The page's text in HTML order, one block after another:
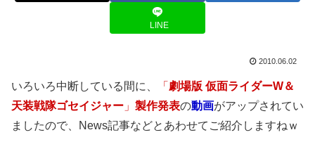
LINE
2010.06.02
いろいろ中断している間に、 「 劇場版 仮面ライダーW＆
天装戦隊ゴセイジャー 」 製作発表の動画がアップされてい
ましたので、News記事などとあわせてご紹介しますねｗ